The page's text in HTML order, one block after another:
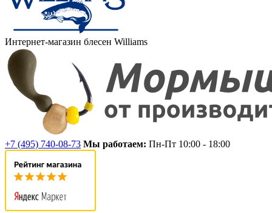
Интернет-магазин блесен Williams
+7 (495) 740-08-73 Мы работаем: Пн-Пт 10:00 - 18:00